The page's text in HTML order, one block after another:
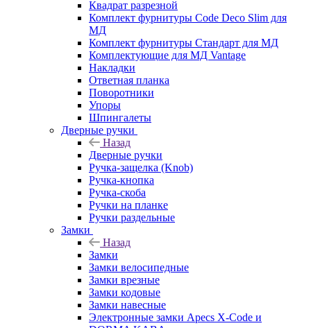
Квадрат разрезной
Комплект фурнитуры Code Deco Slim для
МД
Комплект фурнитуры Стандарт для МД
Комплектующие для МД Vantage
Накладки
Ответная планка
Поворотники
Упоры
Шпингалеты
Дверные ручки
Назад
Дверные ручки
Ручка-защелка (Knob)
Ручка-кнопка
Ручка-скоба
Ручки на планке
Ручки раздельные
Замки
Назад
Замки
Замки велосипедные
Замки врезные
Замки кодовые
Замки навесные
Электронные замки Apecs X-Code и